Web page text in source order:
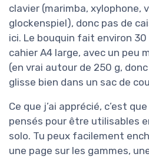
clavier (marimba, xylophone,
glockenspiel), donc pas de
ici. Le bouquin fait environ
cahier A4 large, avec un peu
(en vrai autour de 250 g,
glisse bien dans un sac de
Ce que j’ai apprécié, c’est
pensés pour être utilisables
solo. Tu peux facilement
une page sur les gammes,